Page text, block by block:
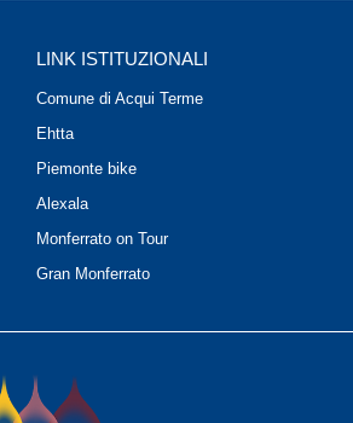
LINK ISTITUZIONALI
Comune di Acqui Terme
Ehtta
Piemonte bike
Alexala
Monferrato on Tour
Gran Monferrato